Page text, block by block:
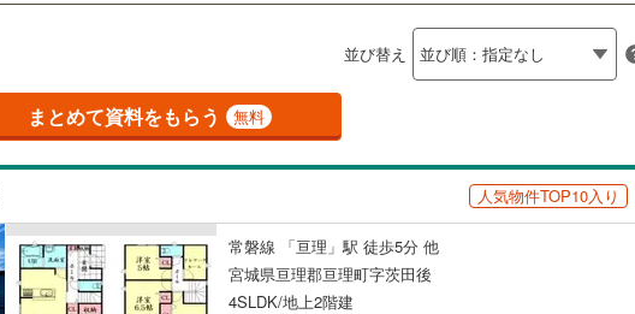
並び替え
まとめて資料をもらう 無料
人気物件TOP10入り
常磐線 「亘理」駅 徒歩5分 他
宮城県亘理郡亘理町字茨田後
4SLDK/地上2階建
鳥取 島根 岡山 広島 山口
高知
福岡 佐賀 長崎
この条件で検索する
伊具郡丸森町 (0)
亘理郡山元町(0)
加美郡色麻町(0)
遠田郡涌谷町(4) 遠田郡美里町
本吉郡南三陸町(0)
この条件で検索するこの条件で検索する
この条件で検索するこの条件で検索する
LD
（4）
（3）
設計住宅性能評価付き
（3）
長期優良住宅（0）
大規模（総区画数50戸以上）
この条件で検索する
保存した条件を見る